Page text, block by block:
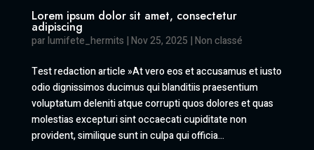
Lorem ipsum dolor sit amet, consectetur
adipiscing
parlumifete_hermits |Nov 25, 2025 |Non classé
Test redaction article »At vero eos et accusamus et iusto
odio dignissimos ducimus qui blanditiis praesentium
voluptatum deleniti atque corrupti quos dolores et quas
molestias excepturi sint occaecati cupiditate non
provident, similique sunt in culpa qui officia...